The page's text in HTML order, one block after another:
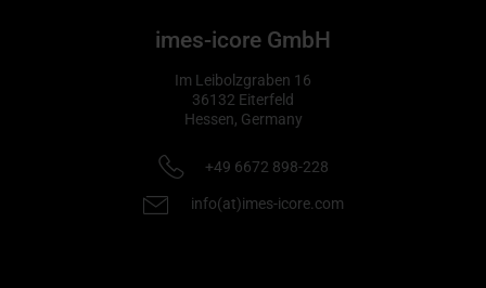
imes-icore GmbH
Im Leibolzgraben 16
36132 Eiterfeld
Hessen, Germany
+49 6672 898-228
info(at)imes-icore.com